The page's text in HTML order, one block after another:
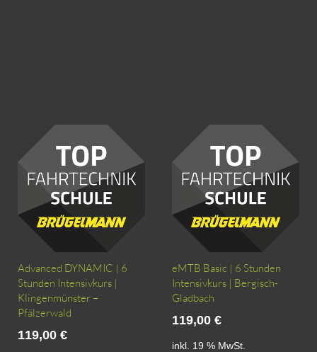
Advanced DYNAMIC | 6
Stunden Intensivkurs |
Klingenmünster –
Pfälzerwald
119,00 €
eMTB Basic | 6 Stunden
Intensivkurs | Bergisch-
Gladbach
119,00 €
inkl. 19 % MwSt.